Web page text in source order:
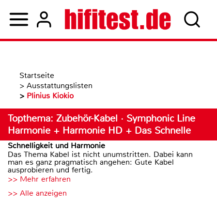
Startseite
> Ausstattungslisten
> Plinius Kiokio
Topthema: Zubehör-Kabel · Symphonic Line
Harmonie + Harmonie HD + Das Schnelle
Schnelligkeit und Harmonie
Das Thema Kabel ist nicht unumstritten. Dabei kann
man es ganz pragmatisch angehen: Gute Kabel
ausprobieren und fertig.
>> Mehr erfahren
>> Alle anzeigen